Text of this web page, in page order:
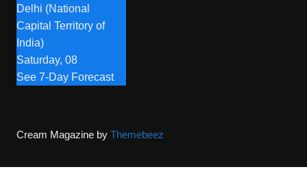
Delhi (National
Capital Territory of
India)
Saturday, 08
See 7-Day Forecast
Cream Magazine by Themebeez